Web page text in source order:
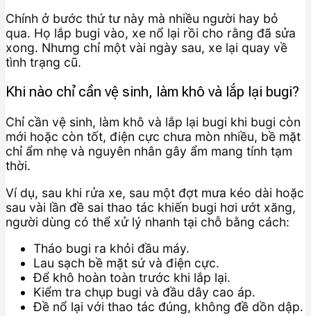
Chính ở bước thứ tư này mà nhiều người hay bỏ
qua. Họ lắp bugi vào, xe nổ lại rồi cho rằng đã sửa
xong. Nhưng chỉ một vài ngày sau, xe lại quay về
tình trạng cũ.
Khi nào chỉ cần vệ sinh, làm khô và lắp lại bugi?
Chỉ cần vệ sinh, làm khô và lắp lại bugi khi bugi còn
mới hoặc còn tốt, điện cực chưa mòn nhiều, bề mặt
chỉ ẩm nhẹ và nguyên nhân gây ẩm mang tính tạm
thời.
Ví dụ, sau khi rửa xe, sau một đợt mưa kéo dài hoặc
sau vài lần đề sai thao tác khiến bugi hơi ướt xăng,
người dùng có thể xử lý nhanh tại chỗ bằng cách:
Tháo bugi ra khỏi đầu máy.
Lau sạch bề mặt sứ và điện cực.
Để khô hoàn toàn trước khi lắp lại.
Kiểm tra chụp bugi và đầu dây cao áp.
Đề nổ lại với thao tác đúng, không đề dồn dập.